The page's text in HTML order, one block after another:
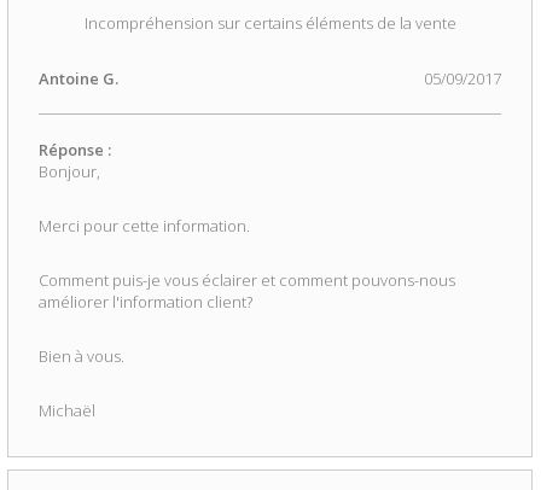
Incompréhension sur certains éléments de la vente
Antoine G. 05/09/2017
Réponse :
Bonjour,
Merci pour cette information.
Comment puis-je vous éclairer et comment pouvons-nous
améliorer l'information client?
Bien à vous.
Michaël